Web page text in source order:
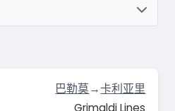
巴勒莫→卡利亚里